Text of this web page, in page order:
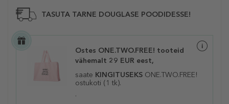
TASUTA TARNE DOUGLASE POODIDESSE!
Ostes ONE.TWO.FREE! tooteid
vähemalt 29 EUR eest,
saate KINGITUSEKS ONE.TWO.FREE!
ostukoti (1 tk).
.